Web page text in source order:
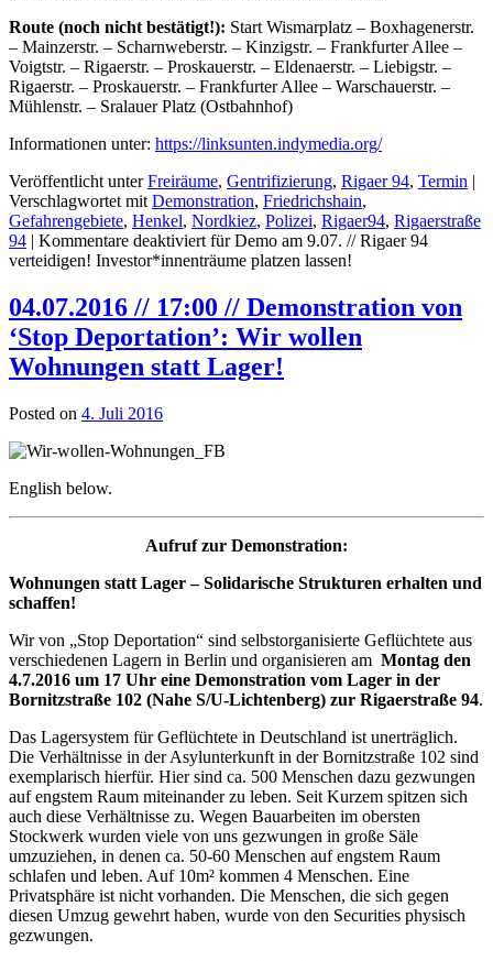
Route (noch nicht bestätigt!): Start Wismarplatz – Boxhagenerstr.
– Mainzerstr. – Scharnweberstr. – Kinzigstr. – Frankfurter Allee –
Voigtstr. – Rigaerstr. – Proskauerstr. – Eldenaerstr. – Liebigstr. –
Rigaerstr. – Proskauerstr. – Frankfurter Allee – Warschauerstr. –
Mühlenstr. – Sralauer Platz (Ostbahnhof)
Informationen unter: https://linksunten.indymedia.org/
Veröffentlicht unter Freiräume, Gentrifizierung, Rigaer 94, Termin |
Verschlagwortet mit Demonstration, Friedrichshain,
Gefahrengebiete, Henkel, Nordkiez, Polizei, Rigaer94, Rigaerstraße
94 | Kommentare deaktiviert für Demo am 9.07. // Rigaer 94
verteidigen! Investor*innenträume platzen lassen!
04.07.2016 // 17:00 // Demonstration von
‘Stop Deportation’: Wir wollen
Wohnungen statt Lager!
Posted on 4. Juli 2016
English below.
Aufruf zur Demonstration:
Wohnungen statt Lager – Solidarische Strukturen erhalten und
schaffen!
Wir von „Stop Deportation“ sind selbstorganisierte Geflüchtete aus
verschiedenen Lagern in Berlin und organisieren am Montag den
4.7.2016 um 17 Uhr eine Demonstration vom Lager in der
Bornitzstraße 102 (Nahe S/U-Lichtenberg) zur Rigaerstraße 94.
Das Lagersystem für Geflüchtete in Deutschland ist unerträglich.
Die Verhältnisse in der Asylunterkunft in der Bornitzstraße 102 sind
exemplarisch hierfür. Hier sind ca. 500 Menschen dazu gezwungen
auf engstem Raum miteinander zu leben. Seit Kurzem spitzen sich
auch diese Verhältnisse zu. Wegen Bauarbeiten im obersten
Stockwerk wurden viele von uns gezwungen in große Säle
umzuziehen, in denen ca. 50-60 Menschen auf engstem Raum
schlafen und leben. Auf 10m² kommen 4 Menschen. Eine
Privatsphäre ist nicht vorhanden. Die Menschen, die sich gegen
diesen Umzug gewehrt haben, wurde von den Securities physisch
gezwungen.